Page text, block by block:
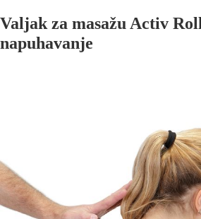
Valjak za masažu Activ
napuhavanje